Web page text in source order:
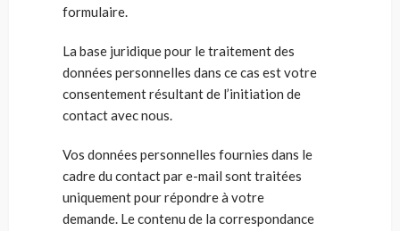
formulaire.
La base juridique pour le traitement des
données personnelles dans ce cas est votre
consentement résultant de l’initiation de
contact avec nous.
Vos données personnelles fournies dans le
cadre du contact par e-mail sont traitées
uniquement pour répondre à votre
demande. Le contenu de la correspondance